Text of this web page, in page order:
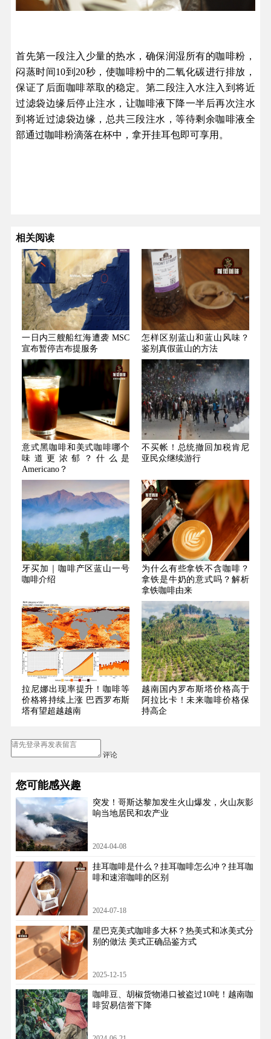
首先第一段注入少量的热水，确保润湿所有的咖啡粉，
闷蒸时间10到20秒，使咖啡粉中的二氧化碳进行排放，
保证了后面咖啡萃取的稳定。第二段注入水注入到将近
过滤袋边缘后停止注水，让咖啡液下降一半后再次注水
到将近过滤袋边缘，总共三段注水，等待剩余咖啡液全
部通过咖啡粉滴落在杯中，拿开挂耳包即可享用。
相关阅读
一日内三艘船红海遭袭 MSC
宣布暂停吉布提服务
怎样区别蓝山和蓝山风味？
鉴别真假蓝山的方法
意式黑咖啡和美式咖啡哪个
味道更浓郁？什么是
Americano？
不买帐！总统撤回加税肯尼
亚民众继续游行
牙买加｜咖啡产区蓝山一号
咖啡介绍
为什么有些拿铁不含咖啡？
拿铁是牛奶的意式吗？解析
拿铁咖啡由来
拉尼娜出现率提升！咖啡等
价格将持续上涨 巴西罗布斯
塔有望超越越南
越南国内罗布斯塔价格高于
阿拉比卡！未来咖啡价格保
持高企
评论
您可能感兴趣
突发！哥斯达黎加发生火山爆发，火山灰影
响当地居民和农产业
2024-04-08
挂耳咖啡是什么？挂耳咖啡怎么冲？挂耳咖
啡和速溶咖啡的区别
2024-07-18
星巴克美式咖啡多大杯？热美式和冰美式分
别的做法 美式正确品鉴方式
2025-12-15
咖啡豆、胡椒货物港口被盗过10吨！越南咖
啡贸易信誉下降